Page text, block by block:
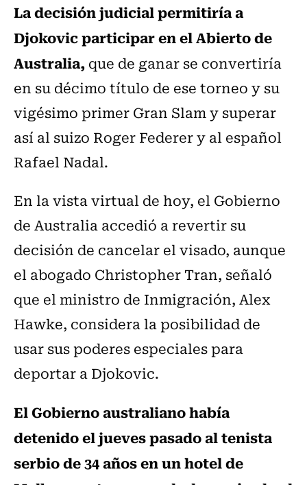
La decisión judicial permitiría a
Djokovic participar en el Abierto de
Australia,que de ganar se convertiría
en su décimo título de ese torneo y su
vigésimo primer Gran Slam y superar
así al suizo Roger Federer y al español
Rafael Nadal.
En la vista virtual de hoy, el Gobierno
de Australia accedió a revertir su
decisión de cancelar el visado, aunque
el abogado Christopher Tran, señaló
que el ministro de Inmigración, Alex
Hawke, considera la posibilidad de
usar sus poderes especiales para
deportar a Djokovic.
El Gobierno australiano había
detenido el jueves pasado al tenista
serbio de 34 años en un hotel de